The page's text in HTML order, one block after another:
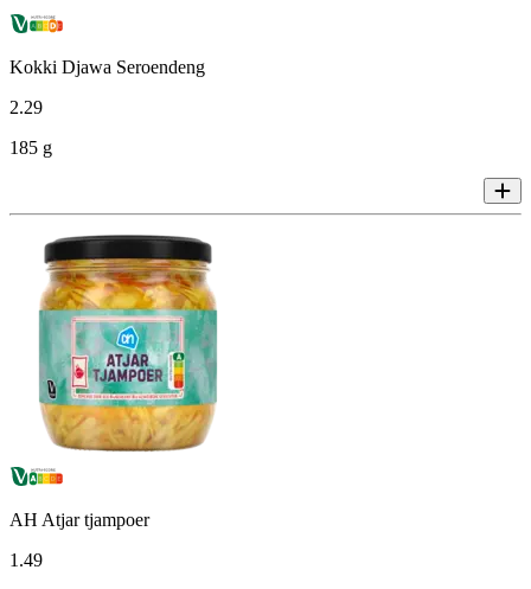
Kokki Djawa Seroendeng
2.29
185 g
AH Atjar tjampoer
1.49